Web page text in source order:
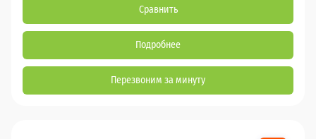
Сравнить
Подробнее
Перезвоним за минуту